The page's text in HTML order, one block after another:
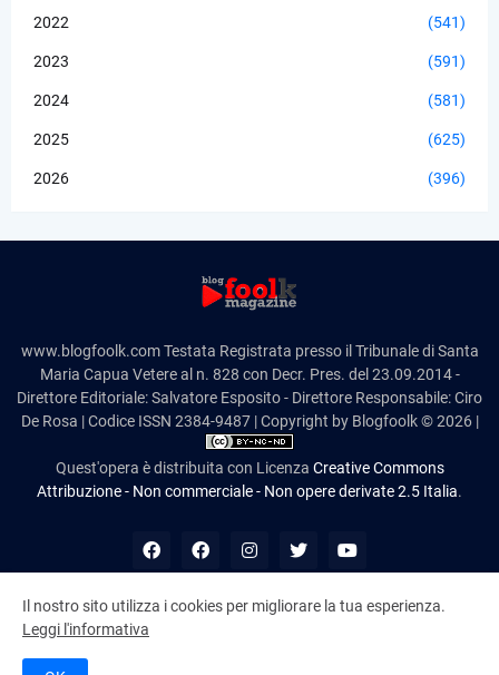
2022 (541)
2023 (591)
2024 (581)
2025 (625)
2026 (396)
www.blogfoolk.com Testata Registrata presso il Tribunale di Santa
Maria Capua Vetere al n. 828 con Decr. Pres. del 23.09.2014 -
Direttore Editoriale: Salvatore Esposito - Direttore Responsabile: Ciro
De Rosa | Codice ISSN 2384-9487 | Copyright by Blogfoolk © 2026 |
Quest'opera è distribuita con Licenza Creative Commons
Attribuzione - Non commerciale - Non opere derivate 2.5 Italia.
10,985,384
Il nostro sito utilizza i cookies per migliorare la tua esperienza.
Leggi l'informativa